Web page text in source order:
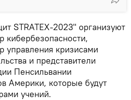
STRATEX-2023" организуют
кибербезопасности,
управления кризисами
и представители
Пенсильвании
Америки, которые будут
учений.